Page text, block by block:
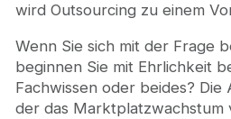
wird Outsourcing zu einem
Wenn Sie sich mit der Frage
beginnen Sie mit Ehrlichkeit
Fachwissen oder beides?
der das